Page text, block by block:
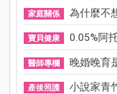
家庭關係 為什麼不
寶貝健康 0.05%阿
醫師專欄 晚婚晚育
產後照護 小說家青